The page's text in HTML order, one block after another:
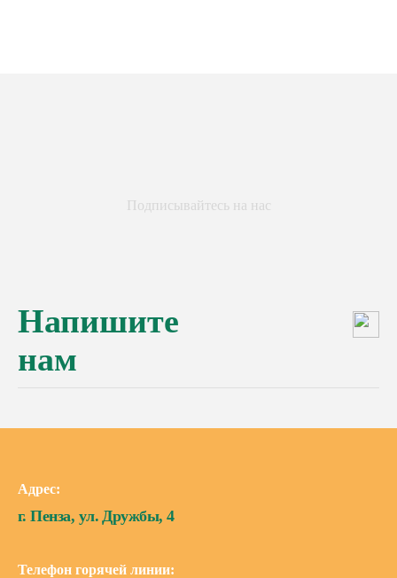
Подписывайтесь на нас
Напишите
нам
Адрес:
г. Пенза, ул. Дружбы, 4
Телефон горячей линии: